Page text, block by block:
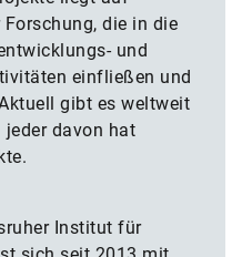
die in die
und
einfließen und
gibt es weltweit
jeder davon hat
Institut für